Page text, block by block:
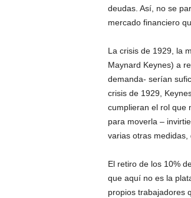
deudas. Así, no se
mercado financiero
La crisis de 1929, la
Maynard Keynes) a
demanda- serían
crisis de 1929,
cumplieran el rol que
para moverla –
varias otras medidas,
El retiro de los 10%
que aquí no es la
propios trabajadores